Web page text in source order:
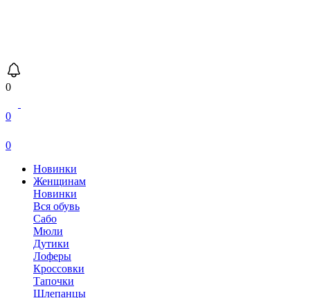
0
0
0
Новинки
Женщинам
Новинки
Вся обувь
Сабо
Мюли
Дутики
Лоферы
Кроссовки
Тапочки
Шлепанцы